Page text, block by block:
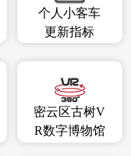
个人小客车
更新指标
密云区古树V
R数字博物馆